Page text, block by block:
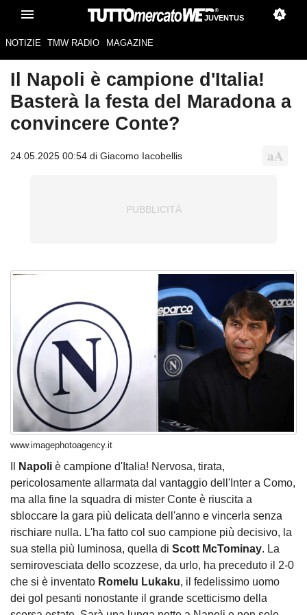
JUVENTUS
NOTIZIE TMW RADIO MAGAZINE
Il Napoli è campione d'Italia!
Basterà la festa del Maradona a
convincere Conte?
24.05.2025 00:54 di Giacomo Iacobellis
www.imagephotoagency.it
Napoli è campione d'Italia! Nervosa, tirata,
pericolosamente allarmata dal vantaggio dell'Inter a Como,
ma alla fine la squadra di mister Conte è riuscita a
sbloccare la gara più delicata dell'anno e vincerla senza
rischiare nulla. L'ha fatto col suo campione più decisivo, la
sua stella più luminosa, quella di Scott McTominay. La
semirovesciata dello scozzese, da urlo, ha preceduto il 2-0
che si è inventato Romelu Lukaku, il fedelissimo uomo
dei gol pesanti nonostante il grande scetticismo della